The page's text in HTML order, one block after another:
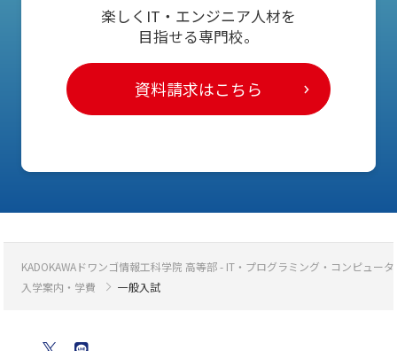
楽しくIT・エンジニア人材を
目指せる専門校。
資料請求はこちら
KADOKAWAドワンゴ情報工科学院 高等部 - IT・プログラミング・コンピュー
入学案内・学費
一般入試